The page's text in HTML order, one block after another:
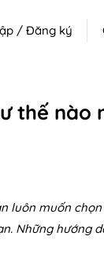
/ Đăng ký
thế nào
luôn muốn
Những hướng